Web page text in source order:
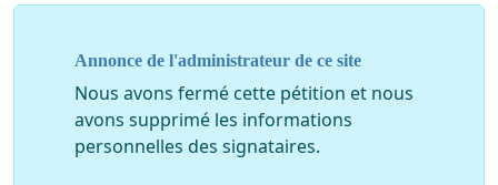
Annonce de l'administrateur de ce site
Nous avons fermé cette pétition et nous
avons supprimé les informations
personnelles des signataires.